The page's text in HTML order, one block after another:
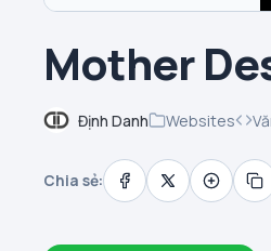
Mother
Định Danh Websites
Chia sẻ: